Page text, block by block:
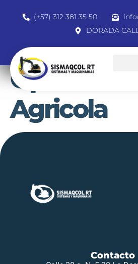
(+57) 312 381 35 50
DORADA
Operar
Agricola
Contacto